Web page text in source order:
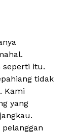
seperti itu.
tidak
Kami
yang